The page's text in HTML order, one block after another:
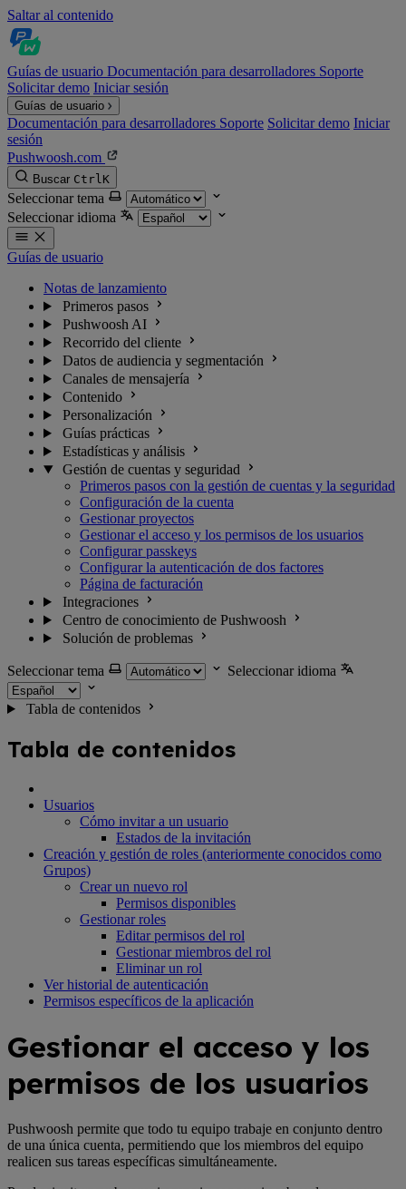
Saltar al contenido
Guías de usuario Documentación para desarrolladores Soporte
Solicitar demo Iniciar sesión
Guías de usuario
Documentación para desarrolladores Soporte Solicitar demo Iniciar
sesión
Pushwoosh.com
Buscar CtrlK
Seleccionar tema
Seleccionar idioma
Guías de usuario
Notas de lanzamiento
Primeros pasos
Pushwoosh AI
Recorrido del cliente
Datos de audiencia y segmentación
Canales de mensajería
Contenido
Personalización
Guías prácticas
Estadísticas y análisis
Gestión de cuentas y seguridad
Primeros pasos con la gestión de cuentas y la seguridad
Configuración de la cuenta
Gestionar proyectos
Gestionar el acceso y los permisos de los usuarios
Configurar passkeys
Configurar la autenticación de dos factores
Página de facturación
Integraciones
Centro de conocimiento de Pushwoosh
Solución de problemas
Seleccionar tema Seleccionar idioma
Tabla de contenidos
Tabla de contenidos
Usuarios
Cómo invitar a un usuario
Estados de la invitación
Creación y gestión de roles (anteriormente conocidos como
Grupos)
Crear un nuevo rol
Permisos disponibles
Gestionar roles
Editar permisos del rol
Gestionar miembros del rol
Eliminar un rol
Ver historial de autenticación
Permisos específicos de la aplicación
Gestionar el acceso y los
permisos de los usuarios
Pushwoosh permite que todo tu equipo trabaje en conjunto dentro
de una única cuenta, permitiendo que los miembros del equipo
realicen sus tareas específicas simultáneamente.